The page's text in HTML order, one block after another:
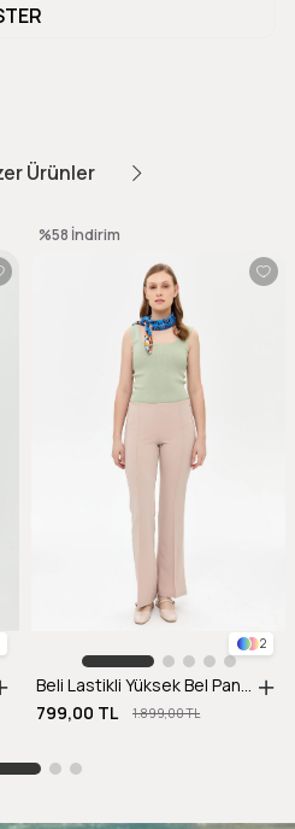
Ürünler
2
Beli Lastikli Yüksek Bel Pantolon-BEJ
799,00 TL
1.899,00 TL
%58 İndirim